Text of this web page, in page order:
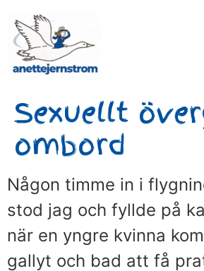
Sexuellt
ombord
Någon timme in i
stod jag och fyllde på
när en yngre kvinna
gallyt och bad att få